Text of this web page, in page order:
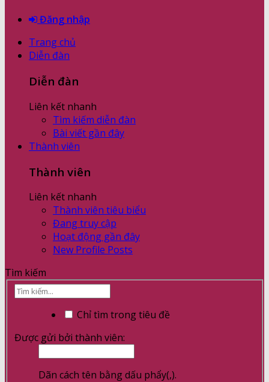
Đăng nhập
Trang chủ
Diễn đàn
Diễn đàn
Liên kết nhanh
Tìm kiếm diễn đàn
Bài viết gần đây
Thành viên
Thành viên
Liên kết nhanh
Thành viên tiêu biểu
Đang truy cập
Hoạt động gần đây
New Profile Posts
Tìm kiếm
Chỉ tìm trong tiêu đề
Được gửi bởi thành viên:
Dãn cách tên bằng dấu phẩy(,).